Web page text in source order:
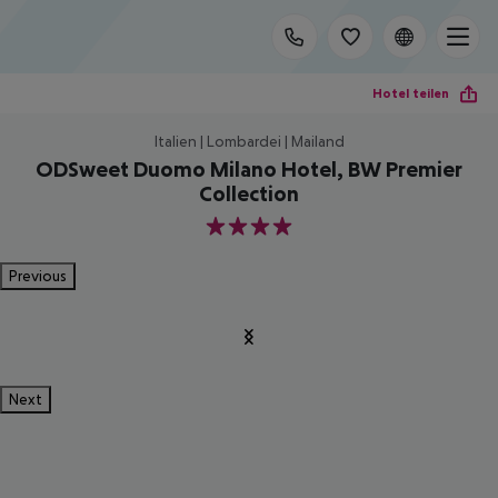
Hotel teilen
Italien | Lombardei | Mailand
ODSweet Duomo Milano Hotel, BW Premier
Collection
4
Previous
Next